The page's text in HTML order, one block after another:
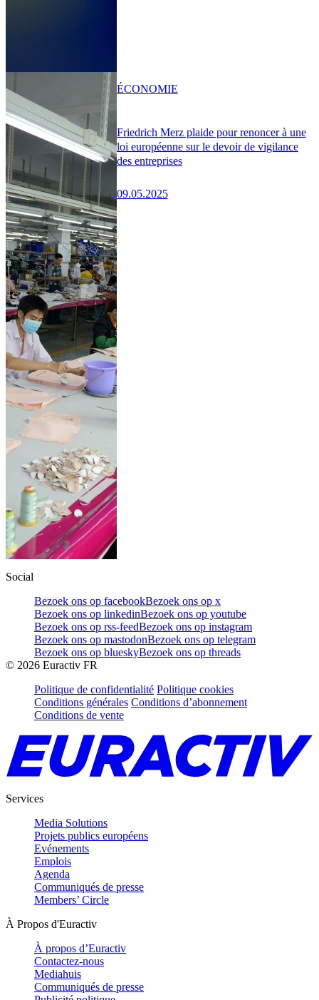
Friedrich Merz plaide pour renoncer à une
loi européenne sur le devoir de vigilance
des entreprises
09.05.2025
ÉCONOMIE
Social
Bezoek ons op facebookBezoek ons op x
Bezoek ons op linkedinBezoek ons op youtube
Bezoek ons op rss-feedBezoek ons op instagram
Bezoek ons op mastodonBezoek ons op telegram
Bezoek ons op blueskyBezoek ons op threads
© 2026 Euractiv FR
Politique de confidentialité Politique cookies
Conditions générales Conditions d’abonnement
Conditions de vente
Services
Media Solutions
Projets publics européens
Evénements
Emplois
Agenda
Communiqués de presse
Members’ Circle
À Propos d'Euractiv
À propos d’Euractiv
Contactez-nous
Mediahuis
Communiqués de presse